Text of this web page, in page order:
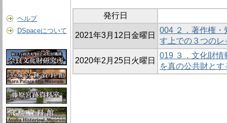
ヘルプ
DSpaceについて
発行日
2021年3月12日金曜日
004 ２．著作権・
す上での３つのレ
2020年2月25日火曜日
019 ３．文化財情
を真の公共財とす